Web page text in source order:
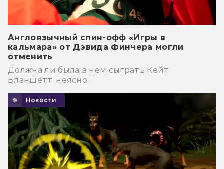
Англоязычный спин-офф «Игры в
кальмара» от Дэвида Финчера могли
отменить
Должна ли была в нем сыграть Кейт
Бланшетт, неясно.
Новости